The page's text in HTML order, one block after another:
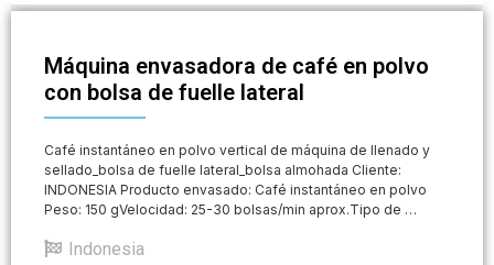
Máquina envasadora de café en polvo
con bolsa de fuelle lateral
Café instantáneo en polvo vertical de máquina de llenado y
sellado_bolsa de fuelle lateral_bolsa almohada Cliente:
INDONESIA Producto envasado: Café instantáneo en polvo
Peso: 150 gVelocidad: 25-30 bolsas/min aprox.Tipo de …
Indonesia